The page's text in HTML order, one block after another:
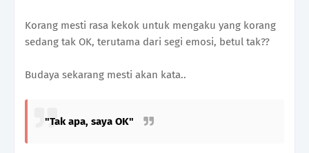
Korang mesti rasa kekok untuk mengaku yang korang
sedang tak OK, terutama dari segi emosi, betul tak??
Budaya sekarang mesti akan kata..
"Tak apa, saya OK"